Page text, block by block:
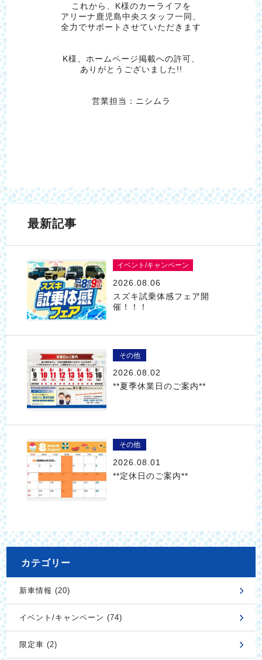
これから、K様のカーライフを
アリーナ鹿児島中央スタッフ一同、
全力でサポートさせていただきます
K様、ホームページ掲載への許可、
ありがとうございました!!
営業担当：ニシムラ
最新記事
イベント/キャンペーン
2026.08.06
スズキ試乗体感フェア開
催！！！
その他
2026.08.02
**夏季休業日のご案内**
その他
2026.08.01
**定休日のご案内**
カテゴリー
新車情報 (20)
イベント/キャンペーン (74)
限定車 (2)